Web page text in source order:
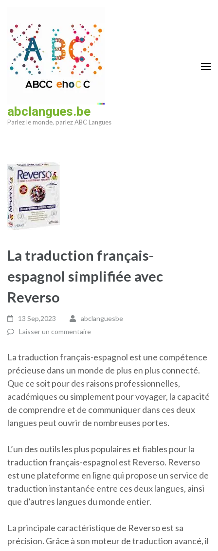
contenu
(Pressez
Entrée)
abclangues.be
Parlez le monde, parlez ABC Langues
La traduction français-
espagnol simplifiée avec
Reverso
13 Sep,2023
abclanguesbe
Laisser un commentaire
La traduction français-espagnol est une compétence
précieuse dans un monde de plus en plus connecté.
Que ce soit pour des raisons professionnelles,
académiques ou simplement pour voyager, la capacité
de comprendre et de communiquer dans ces deux
langues peut ouvrir de nombreuses portes.
L’un des outils les plus populaires et fiables pour la
traduction français-espagnol est Reverso. Reverso
est une plateforme en ligne qui propose un service de
traduction instantanée entre ces deux langues, ainsi
que d’autres langues du monde entier.
La principale caractéristique de Reverso est sa
précision. Grâce à son moteur de traduction avancé, il